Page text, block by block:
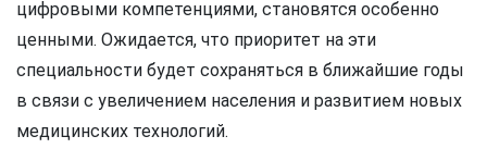
цифровыми компетенциями, становятся особенно
ценными. Ожидается, что приоритет на эти
специальности будет сохраняться в ближайшие годы
в связи с увеличением населения и развитием новых
медицинских технологий.